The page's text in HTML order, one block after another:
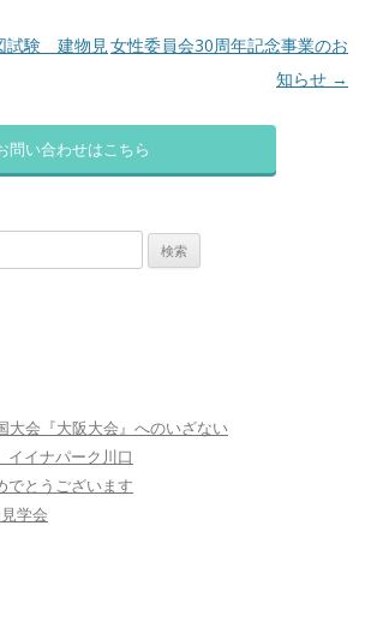
試験 建物見女性委員会30周年記念事業のお
知らせ →
問い合わせはこちら
大会『大阪大会』へのいざない
イナパーク川口
でとうございます
学会